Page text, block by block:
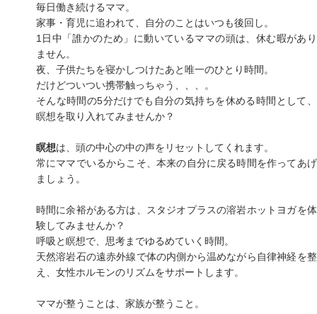
毎日働き続けるママ。
家事・育児に追われて、自分のことはいつも後回し。
1日中「誰かのため」に動いているママの頭は、休む暇があり
ません。
夜、子供たちを寝かしつけたあと唯一のひとり時間。
だけどついつい携帯触っちゃう、、、。
そんな時間の5分だけでも自分の気持ちを休める時間として、
瞑想を取り入れてみませんか？
瞑想は、頭の中心の中の声をリセットしてくれます。
常にママでいるからこそ、本来の自分に戻る時間を作ってあげ
ましょう。
時間に余裕がある方は、スタジオプラスの溶岩ホットヨガを体
験してみませんか？
呼吸と瞑想で、思考までゆるめていく時間。
天然溶岩石の遠赤外線で体の内側から温めながら自律神経を整
え、女性ホルモンのリズムをサポートします。
ママが整うことは、家族が整うこと。